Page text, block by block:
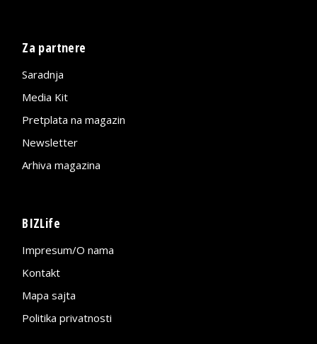
Za partnere
Saradnja
Media Kit
Pretplata na magazin
Newsletter
Arhiva magazina
BIZLife
Impresum/O nama
Kontakt
Mapa sajta
Politika privatnosti